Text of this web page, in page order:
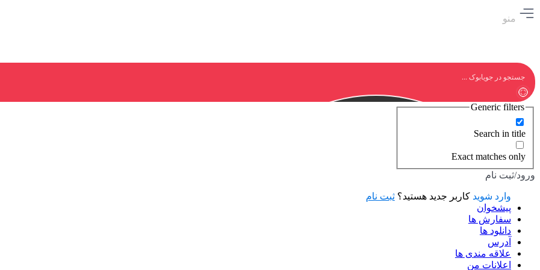
منو
Generic filters
Search in title
Exact matches only
ورود/ثبت نام
وارد شوید کاربر جدید هستید؟ ثبت نام
پیشخوان
سفارش ها
دانلود ها
آدرس
علاقه مندی ها
اعلانات من